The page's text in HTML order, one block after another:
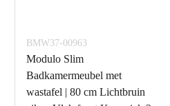
BMW37-00963
Modulo Slim
Badkamermeubel met
wastafel | 80 cm Lichtbruin